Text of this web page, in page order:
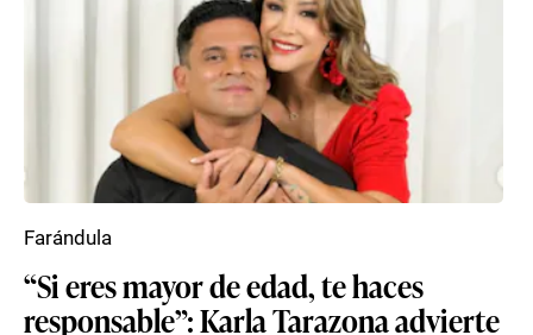
“Si eres mayor de edad, te haces
responsable”: Karla Tarazona advierte
Farándula